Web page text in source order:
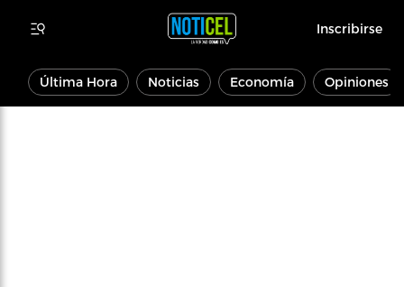
Inscribirse
Última Hora Noticias Economía Opiniones